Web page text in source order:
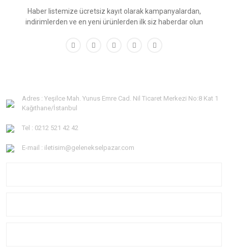
Haber listemize ücretsiz kayıt olarak kampanyalardan,
indirimlerden ve en yeni ürünlerden ilk siz haberdar olun
Adres : Yeşilce Mah. Yunus Emre Cad. Nil Ticaret Merkezi No:8 Kat 1
Kağıthane/İstanbul
Tel : 0212 521 42 42
E-mail : iletisim@gelenekselpazar.com